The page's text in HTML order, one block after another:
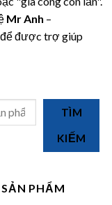
Mr Anh –
để được trợ giúp
TÌM
KIẾM
PHẨM